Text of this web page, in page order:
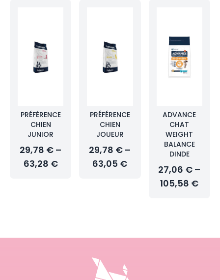
PRÉFÉRENCE
CHIEN
JUNIOR
29,78 € –
63,28 €
PRÉFÉRENCE
CHIEN
JOUEUR
29,78 € –
63,05 €
ADVANCE
CHAT
WEIGHT
BALANCE
DINDE
27,06 € –
105,58 €